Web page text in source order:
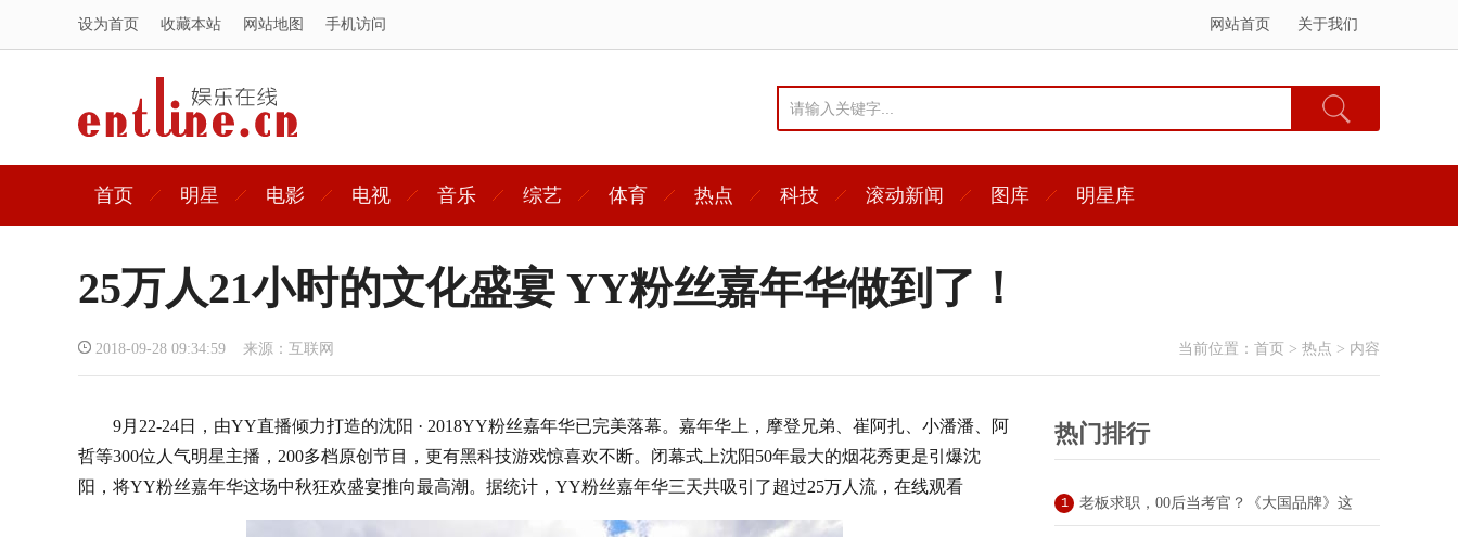
设为首页 收藏本站 网站地图 手机访问 网站首页 关于我们
首页 明星 电影 电视 音乐 综艺 体育 热点 科技 滚动新闻 图库 明星库
25万人21小时的文化盛宴 YY粉丝嘉年华做到了！
2018-09-28 09:34:59 来源：互联网 当前位置： 首页 > 热点 > 内容
9月22-24日，由YY直播倾力打造的沈阳 · 2018YY粉丝嘉年华已完美落幕。嘉年华上，摩登兄弟、崔阿扎、小潘潘、阿
哲等300位人气明星主播，200多档原创节目，更有黑科技游戏惊喜欢不断。闭幕式上沈阳50年最大的烟花秀更是引爆沈
阳，将YY粉丝嘉年华这场中秋狂欢盛宴推向最高潮。据统计，YY粉丝嘉年华三天共吸引了超过25万人流，在线观看
热门排行
1 老板求职，00后当考官？《大国品牌》这